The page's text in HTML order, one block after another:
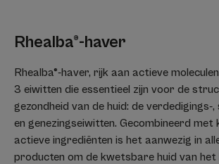
Rhealba®-haver
Rhealba®-haver, rijk aan actieve
3 eiwitten die essentieel zijn voor de
gezondheid van de huid: de verdedigings-
en genezingseiwitten. Gecombineerd met
actieve ingrediënten is het aanwezig in
producten om de kwetsbare huid van het